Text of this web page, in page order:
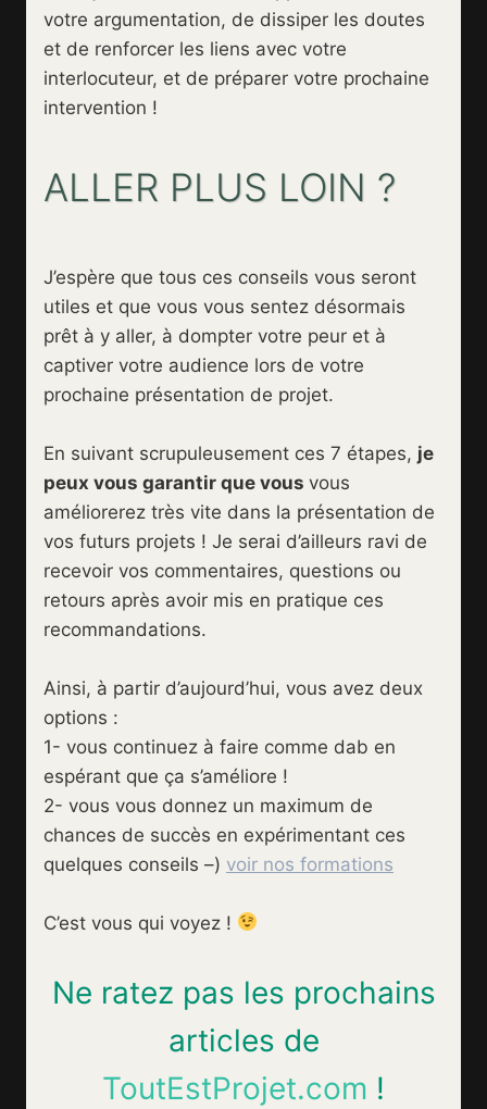
votre argumentation, de dissiper les doutes
et de renforcer les liens avec votre
interlocuteur, et de préparer votre prochaine
intervention !
ALLER PLUS LOIN ?
J’espère que tous ces conseils vous seront
utiles et que vous vous sentez désormais
prêt à y aller, à dompter votre peur et à
captiver votre audience lors de votre
prochaine présentation de projet.
En suivant scrupuleusement ces 7 étapes, je
peux vous garantir que vous vous
améliorerez très vite dans la présentation de
vos futurs projets ! Je serai d’ailleurs ravi de
recevoir vos commentaires, questions ou
retours après avoir mis en pratique ces
recommandations.
Ainsi, à partir d’aujourd’hui, vous avez deux
options :
1- vous continuez à faire comme dab en
espérant que ça s’améliore !
2- vous vous donnez un maximum de
chances de succès en expérimentant ces
quelques conseils –) voir nos formations
C’est vous qui voyez !
Ne ratez pas les prochains
articles de
ToutEstProjet.com !